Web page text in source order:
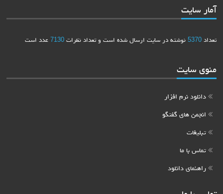
آمار سایت
تعداد5370 نوشته در سایت ارسال شده است و تعداد نظرات7130 عدد است
منوی سایت
دانلود نرم افزار
انجمن های گفتگو
تبلیغات
تماس با ما
راهنمای دانلود